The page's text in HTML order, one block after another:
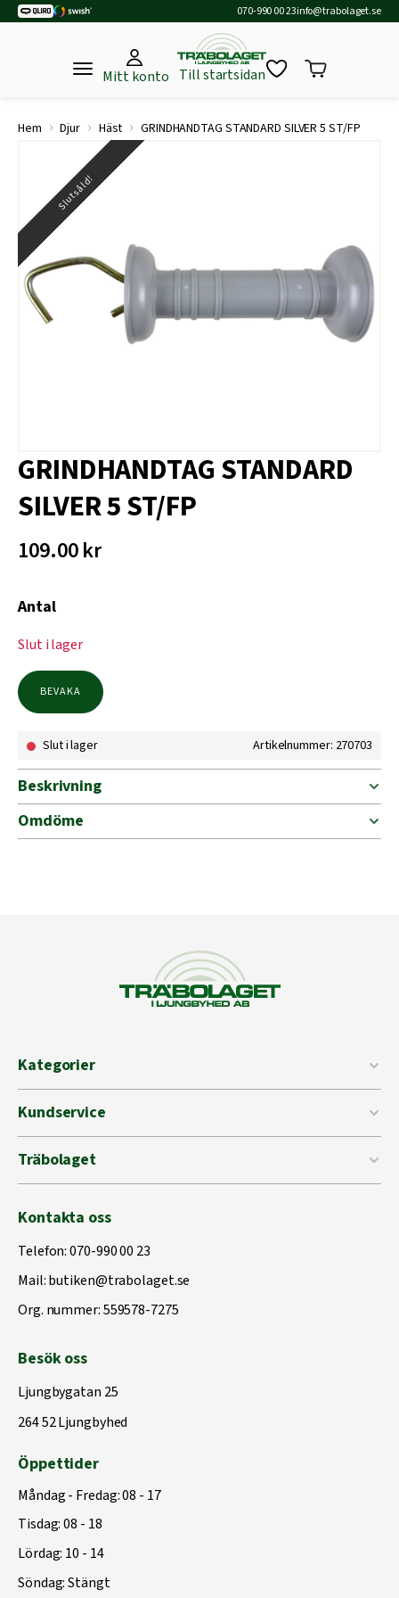
070-990 00 23info@trabolaget.se
Mitt konto Till startsidan
Hem › Djur › Häst › GRINDHANDTAG STANDARD SILVER 5 ST/FP
Slutsåld!
GRINDHANDTAG STANDARD
SILVER 5 ST/FP
109.00kr
Antal
Slut i lager
BEVAKA
Slut i lager Artikelnummer: 270703
Beskrivning
Omdöme
Kategorier
Kundservice
Träbolaget
Kontakta oss
Telefon:070-990 00 23
Mail:butiken@trabolaget.se
Org. nummer: 559578-7275
Besök oss
Ljungbygatan 25
264 52 Ljungbyhed
Öppettider
Måndag - Fredag: 08 - 17
Tisdag: 08 - 18
Lördag: 10 - 14
Söndag: Stängt